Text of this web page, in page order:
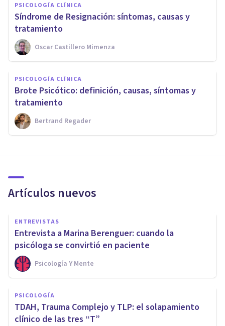
PSICOLOGÍA CLÍNICA
Síndrome de Resignación: síntomas, causas y
tratamiento
Oscar Castillero Mimenza
PSICOLOGÍA CLÍNICA
Brote Psicótico: definición, causas, síntomas y
tratamiento
Bertrand Regader
Artículos nuevos
ENTREVISTAS
Entrevista a Marina Berenguer: cuando la
psicóloga se convirtió en paciente
Psicología Y Mente
PSICOLOGÍA
TDAH, Trauma Complejo y TLP: el solapamiento
clínico de las tres “T”